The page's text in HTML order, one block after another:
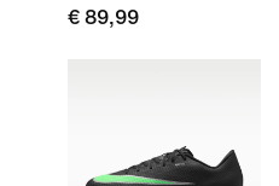
€ 89,99